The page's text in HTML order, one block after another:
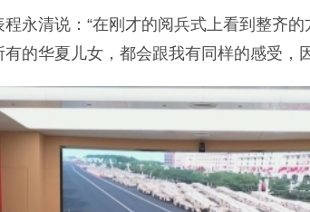
清说：“在刚才的阅兵式上看到整齐的
的华夏儿女，都会跟我有同样的感受，